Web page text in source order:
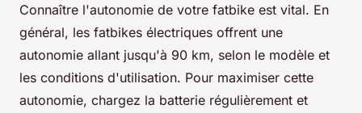
Connaître l'autonomie de votre fatbike est vital. En
général, les fatbikes électriques offrent une
autonomie allant jusqu'à 90 km, selon le modèle et
les conditions d'utilisation. Pour maximiser cette
autonomie, chargez la batterie régulièrement et